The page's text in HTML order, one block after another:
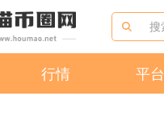
行情 平台